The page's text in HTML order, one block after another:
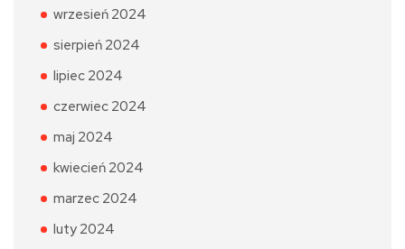
wrzesień 2024
sierpień 2024
lipiec 2024
czerwiec 2024
maj 2024
kwiecień 2024
marzec 2024
luty 2024